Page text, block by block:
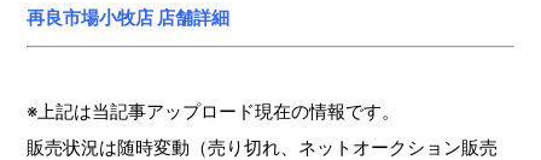
再良市場小牧店 店舗詳細
※上記は当記事アップロード現在の情報です。
販売状況は随時変動（売り切れ、ネットオークション販売